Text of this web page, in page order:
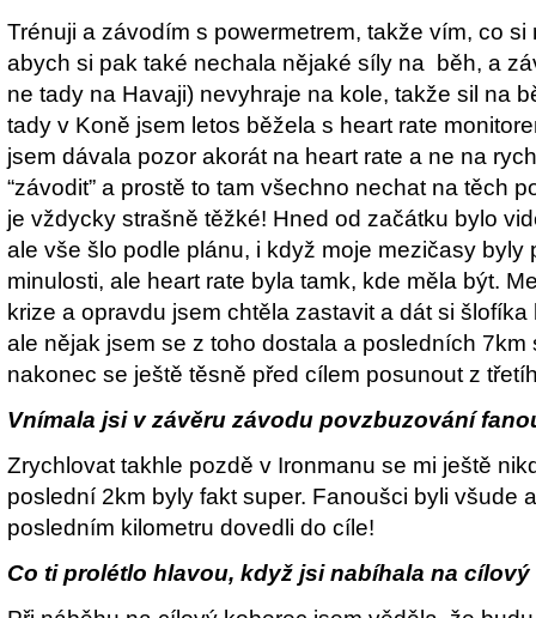
Trénuji a závodím s powermetrem, takže vím, co si
abych si pak také nechala nějaké síly na běh, a
ne tady na Havaji) nevyhraje na kole, takže sil na
tady v Koně jsem letos běžela s heart rate
jsem dávala pozor akorát na heart rate a ne na
“závodit” a prostě to tam všechno nechat na těch
je vždycky strašně těžké! Hned od začátku bylo
ale vše šlo podle plánu, i když moje mezičasy byly
minulosti, ale heart rate byla tamk, kde měla být.
krize a opravdu jsem chtěla zastavit a dát si
ale nějak jsem se z toho dostala a posledních 7km
nakonec se ještě těsně před cílem posunout z
Vnímala jsi v závěru závodu povzbuzování
Zrychlovat takhle pozdě v Ironmanu se mi ještě
poslední 2km byly fakt super. Fanoušci byli všude
posledním kilometru dovedli do cíle!
Co ti prolétlo hlavou, když jsi nabíhala na